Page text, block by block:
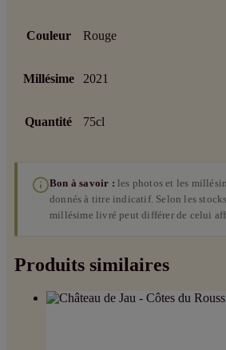
Couleur Rouge
Millésime 2021
Quantité 75cl
Bon à savoir : les photos et les
donnés à titre indicatif. Selon les
millésime livré peut différer de celui
Produits similaires